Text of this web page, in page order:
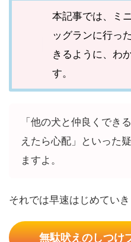
本記事では、ミ
ッグランに行っ
きるように、わ
す。
「他の犬と仲良くでき
えたら心配」といった
ますよ。
それでは早速はじめていき
無駄吠えのしつけ